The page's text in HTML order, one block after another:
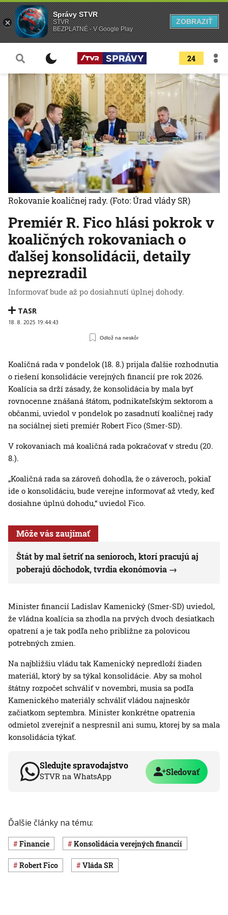
24
Premiér R. Fico hlási pokrok v
koaličných rokovaniach o
ďalšej konsolidácii, detaily
neprezradil
Informovať bude až po dosiahnutí úplnej dohody.
TASR
18. 8. 2025 19:44:43
Odlož na neskôr
Rokovanie koaličnej rady. (Foto: Úrad vlády SR)
Koaličná rada v pondelok (18. 8.) prijala ďalšie rozhodnutia
o riešení konsolidácie verejných financií pre rok 2026.
Koalícia sa drží zásady, že konsolidácia by mala byť
rovnocenne znášaná štátom, podnikateľským sektorom a
občanmi, uviedol v pondelok po zasadnutí koaličnej rady
na sociálnej sieti premiér Robert Fico (Smer-SD).
V rokovaniach má koaličná rada pokračovať v stredu (20.
8.).
„Koaličná rada sa zároveň dohodla, že o záveroch, pokiaľ
ide o konsolidáciu, bude verejne informovať až vtedy, keď
dosiahne úplnú dohodu,“ uviedol Fico.
Môže vás zaujímať
Štát by mal šetriť na senioroch, ktorí pracujú aj
poberajú dôchodok, tvrdia ekonómovia
Minister financií Ladislav Kamenický (Smer-SD) uviedol,
že vládna koalícia sa zhodla na prvých dvoch desiatkach
opatrení a je tak podľa neho približne za polovicou
potrebných zmien.
Na najbližšiu vládu tak Kamenický nepredloží žiaden
materiál, ktorý by sa týkal konsolidácie. Aby sa mohol
štátny rozpočet schváliť v novembri, musia sa podľa
Kamenického materiály schváliť vládou najneskôr
začiatkom septembra. Minister konkrétne opatrenia
odmietol zverejniť a nespresnil ani sumu, ktorej by sa mala
konsolidácia týkať.
Sledujte spravodajstvo
STVR na WhatsApp Sledovať
Ďalšie články na tému:
Financie konsolidácia verejných financií
Robert Fico vláda SR
Správy STVR
STVR
BEZPLATNÉ - V Google Play
ZOBRAZIŤ